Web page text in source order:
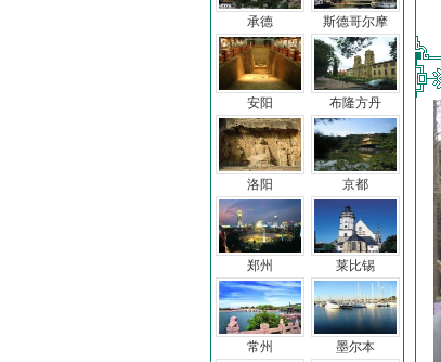
承德
安阳
洛阳
郑州
常州
斯德哥尔摩
布隆方丹
京都
莱比锡
墨尔本